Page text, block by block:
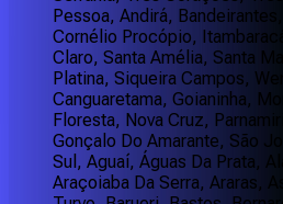
Pessoa, Andirá,
Cornélio Procópio,
Claro, Santa Amélia, Santa
Platina, Siqueira Campos,
Canguaretama, Goianinha,
Floresta, Nova Cruz,
Gonçalo Do Amarante, São
Sul, Aguaí, Águas Da Prata,
Araçoiaba Da Serra, Araras,